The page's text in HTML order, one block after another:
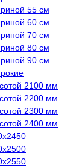
55 см
60 см
70 см
80 см
90 см
2100 мм
2200 мм
2300 мм
2400 мм